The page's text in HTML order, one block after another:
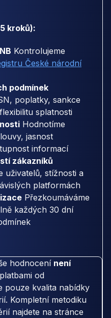
kroků):
Kontrolujeme
České národní
podmínek
poplatky, sankce
splatnosti
Hodnotíme
jasnost
informací
zákazníků
uživatelů, stížnosti a
platformách
Přezkoumáváme
každých 30 dní
hodnocení není
od
pouze kvalita nabídky
Kompletní metodiku
najdete na stránce